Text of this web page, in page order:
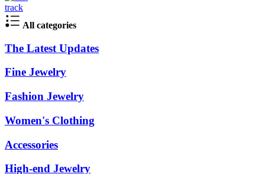
track
All categories
The Latest Updates
Fine Jewelry
Fashion Jewelry
Women's Clothing
Accessories
High-end Jewelry